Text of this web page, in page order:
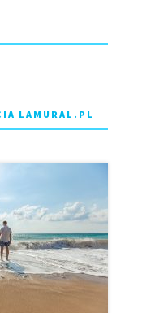
LAMURAL.PL